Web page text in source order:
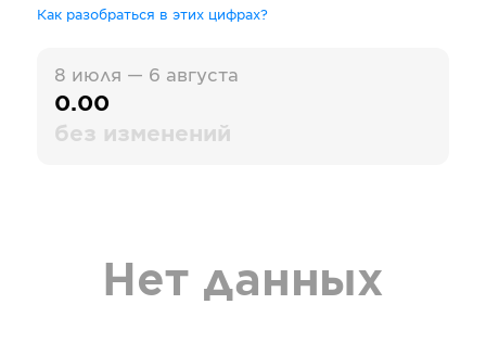
Как разобраться в этих цифрах?
8 июля — 6 августа
0.00
без изменений
Нет данных